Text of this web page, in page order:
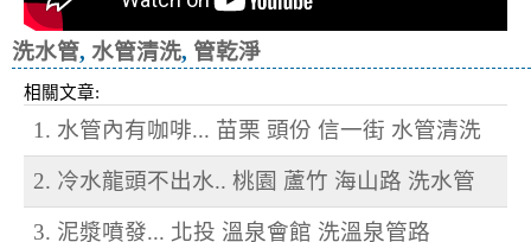
洗水管, 水管清洗, 管乾淨
相關文章:
1. 水管內有咖啡... 苗栗 頭份 信一街 水管清洗
2. 冷水龍頭不出水.. 桃園 蘆竹 海山路 洗水管
3. 泥漿噴發... 北投 溫泉會館 洗溫泉管路